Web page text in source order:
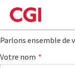
Skip
to
main
content
Parlons ensemble de
Votre nom